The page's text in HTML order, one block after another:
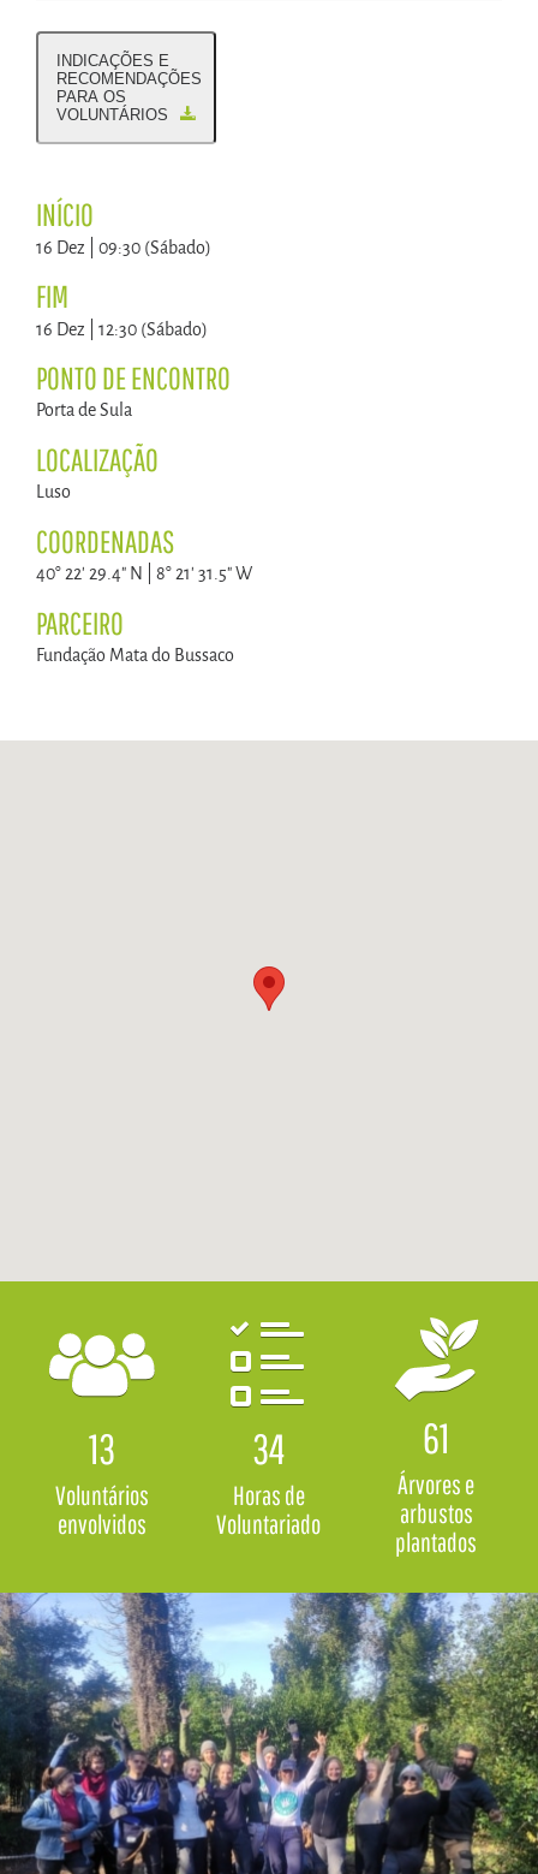
INDICAÇÕES E
RECOMENDAÇÕES
PARA OS
VOLUNTÁRIOS
INÍCIO
16 Dez | 09:30 (Sábado)
FIM
16 Dez | 12:30 (Sábado)
PONTO DE ENCONTRO
Porta de Sula
LOCALIZAÇÃO
Luso
COORDENADAS
40° 22' 29.4" N | 8° 21' 31.5" W
PARCEIRO
Fundação Mata do Bussaco
13
Voluntários
envolvidos
34
Horas de
Voluntariado
61
Árvores e
arbustos
plantados